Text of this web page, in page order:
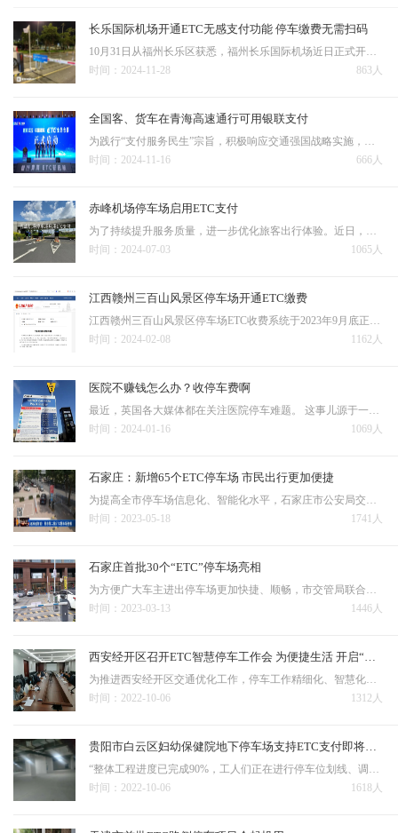
长乐国际机场开通ETC无感支付功能 停车缴费无需扫码
863人
时间：2024-11-28
全国客、货车在青海高速通行可用银联支付
666人
时间：2024-11-16
赤峰机场停车场启用ETC支付
1065人
时间：2024-07-03
江西赣州三百山风景区停车场开通ETC缴费
1162人
时间：2024-02-08
医院不赚钱怎么办？收停车费啊
1069人
时间：2024-01-16
石家庄：新增65个ETC停车场 市民出行更加便捷
1741人
时间：2023-05-18
石家庄首批30个“ETC”停车场亮相
1446人
时间：2023-03-13
1312人
时间：2022-10-06
1618人
时间：2022-10-06